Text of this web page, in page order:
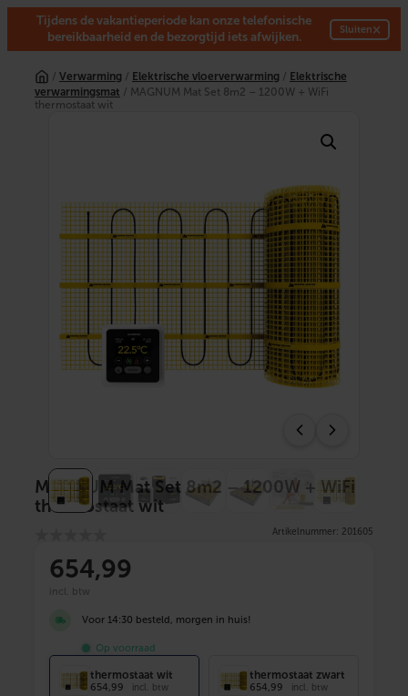
Tijdens de vakantieperiode kan onze telefonische
bereikbaarheid en de bezorgtijd iets afwijken.
Sluiten×
inhoud
/ Verwarming / Elektrische vloerverwarming / Elektrische
verwarmingsmat / MAGNUM Mat Set 8m2 – 1200W + WiFi
thermostaat wit
MAGNUM Mat Set 8m2 – 1200W + WiFi
thermostaat wit
Artikelnummer: 201605
654,99
incl. btw
Voor 14:30 besteld, morgen in huis!
Op voorraad
thermostaat wit
654,99 incl. btw
thermostaat zwart
654,99 incl. btw